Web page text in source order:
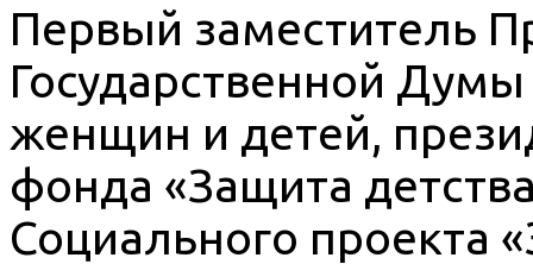
Первый заместитель
Государственной
женщин и детей,
фонда «Защита
Социального проекта